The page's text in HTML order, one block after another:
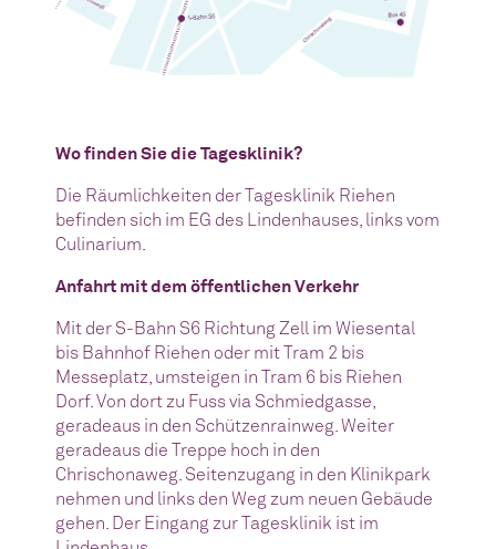
Wo finden Sie die Tagesklinik?
Die Räumlichkeiten der Tagesklinik Riehen
befinden sich im EG des Lindenhauses, links vom
Culinarium.
Anfahrt mit dem öffentlichen Verkehr
Mit der S-Bahn S6 Richtung Zell im Wiesental
bis Bahnhof Riehen oder mit Tram 2 bis
Messeplatz, umsteigen in Tram 6 bis Riehen
Dorf. Von dort zu Fuss via Schmiedgasse,
geradeaus in den Schützenrainweg. Weiter
geradeaus die Treppe hoch in den
Chrischonaweg. Seitenzugang in den Klinikpark
nehmen und links den Weg zum neuen Gebäude
gehen. Der Eingang zur Tagesklinik ist im